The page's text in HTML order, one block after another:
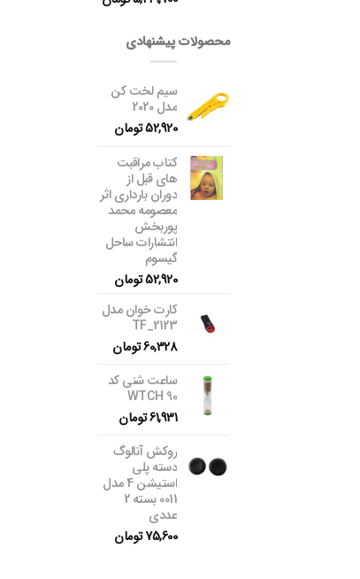
محصولات پیشنهادی
سیم لخت کن
مدل 2020
52,920تومان
کتاب مراقبت
های قبل از
دوران بارداری اثر
معصومه محمد
پوربخش
انتشارات ساحل
گیسوم
52,920تومان
کارت خوان مدل
TF_2123
60,328تومان
ساعت شنی کد
WTCH 90
61,931تومان
روکش آنالوگ
دسته پلی
استیشن 4 مدل
0011 بسته 2
عددی
75,600تومان